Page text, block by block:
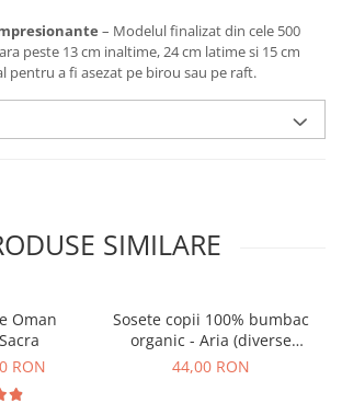
– Modelul finalizat din cele 500
peste 13 cm inaltime, 24 cm latime si 15 cm
pentru a fi asezat pe birou sau pe raft.
SIMILARE
Oman
RON
Sosete copii 100% bumbac
organic - Aria (diverse
marimi)
44,00 RON